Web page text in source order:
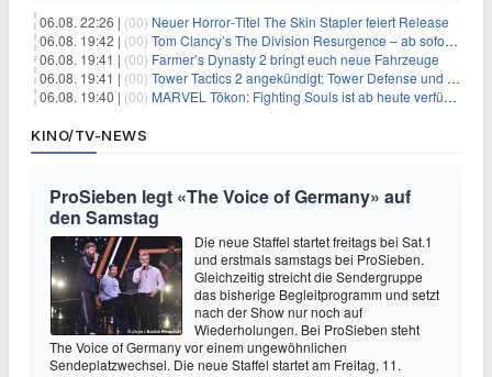
06.08. 22:26 | (00) Neuer Horror‑Titel The Skin Stapler feiert Release
06.08. 19:42 | (00) Tom Clancy’s The Division Resurgence – ab sofort für euch verfügbar
06.08. 19:41 | (00) Farmer’s Dynasty 2 bringt euch neue Fahrzeuge
06.08. 19:41 | (00) Tower Tactics 2 angekündigt: Tower Defense und Deckbuilding Kombo kehrt zurück
06.08. 19:40 | (00) MARVEL Tōkon: Fighting Souls ist ab heute verfügbar
KINO/TV-NEWS
ProSieben legt «The Voice of Germany» auf
den Samstag
Die neue Staffel startet freitags bei Sat.1
und erstmals samstags bei ProSieben.
Gleichzeitig streicht die Sendergruppe
das bisherige Begleitprogramm und setzt
nach der Show nur noch auf
Wiederholungen. Bei ProSieben steht
The Voice of Germany vor einem ungewöhnlichen
Sendeplatzwechsel. Die neue Staffel startet am Freitag, 11.